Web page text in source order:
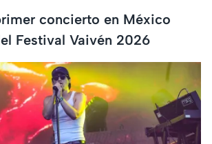
concierto en México
Festival Vaivén 2026